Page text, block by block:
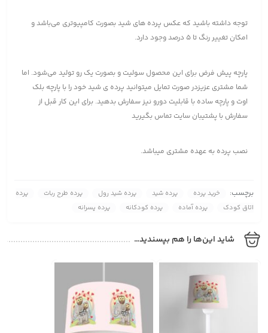
توجه داشته باشید که عکس پرده های شید بصورت کامپیوتری می‌باشد و
امکان تغییر رنگ تا 5 درصد وجود دارد.
پارچه پیش فرض برای این محصول سولیت و بصورت یک رو تولید می‌شود. اما
شما مشتری عزیزدر صورت تمایل میتوانید پرده ی شید خود را با پارچه بلک
اوت و پارچه ساده با قابلیت دورو نیز سفارش بدهید. برای این کار قبل از
سفارش با پشتیبان سایت تماس بگیرید
نصب پرده به عهده مشتری میباشد.
برچسب: خرید پرده پرده شید پرده شید رول پرده طرح ربات
پرده
اتاق کودک
پرده آماده پرده کودکانه پرده پسرانه
شاید این‌ها را هم بپسندید…